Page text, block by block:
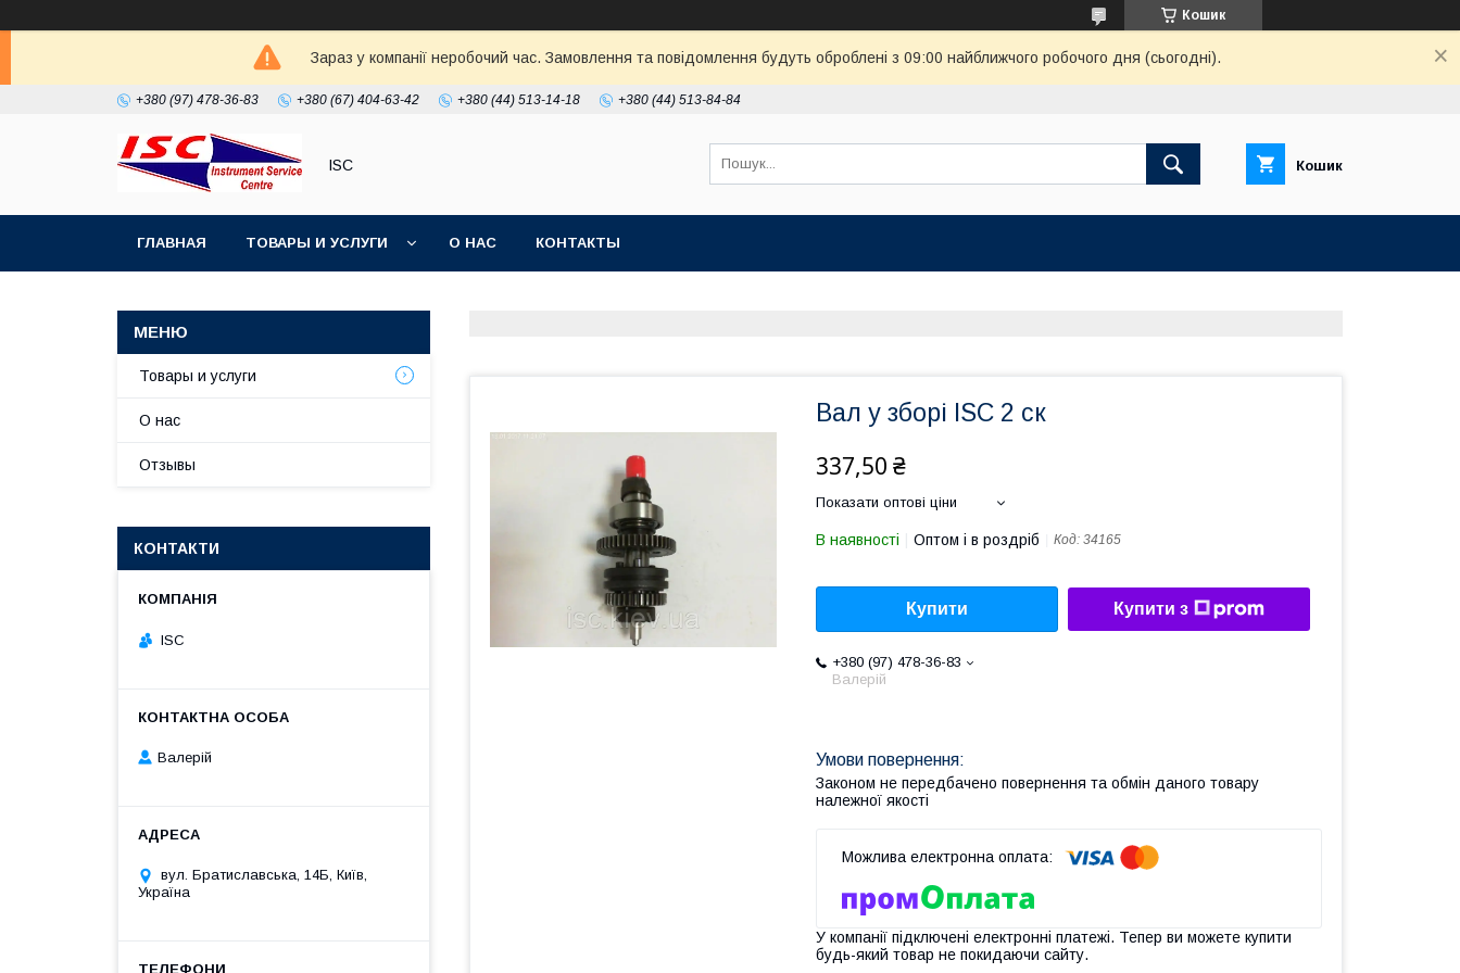
Кошик
Зараз у компанії неробочий час. Замовлення та повідомлення будуть оброблені з 09:00 найближчого робочого дня (сьогодні).
+380 (97) 478-36-83 +380 (67) 404-63-42 +380 (44) 513-14-18 +380 (44) 513-84-84
ISC Кошик
ГЛАВНАЯ ТОВАРЫ И УСЛУГИ О НАС КОНТАКТЫ
Вал у зборі ISC 2 ск
337,50 ₴
Показати оптові ціни
В наявності Оптом і в роздріб Код: 34165
Купити Купити з
+380 (97) 478-36-83
Валерій
Законом не передбачено повернення та обмін даного товару
належної якості
У компанії підключені електронні платежі. Тепер ви можете купити
будь-який товар не покидаючи сайту.
Товары и услуги
О нас
Отзывы
КОНТАКТИ
ISC
Валерій
вул. Братиславська, 14Б, Київ,
Україна